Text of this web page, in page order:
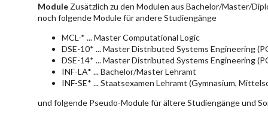
Module Zusätzlich zu den Modulen aus Bachelor/Master/
noch folgende Module für andere Studiengänge
MCL-* ... Master Computational Logic
DSE-10* ... Master Distributed Systems Engineering
DSE-14* ... Master Distributed Systems Engineering
INF-LA* ... Bachelor/Master Lehramt
INF-SE* ... Staatsexamen Lehramt (Gymnasium,
und folgende Pseudo-Module für ältere Studiengänge und